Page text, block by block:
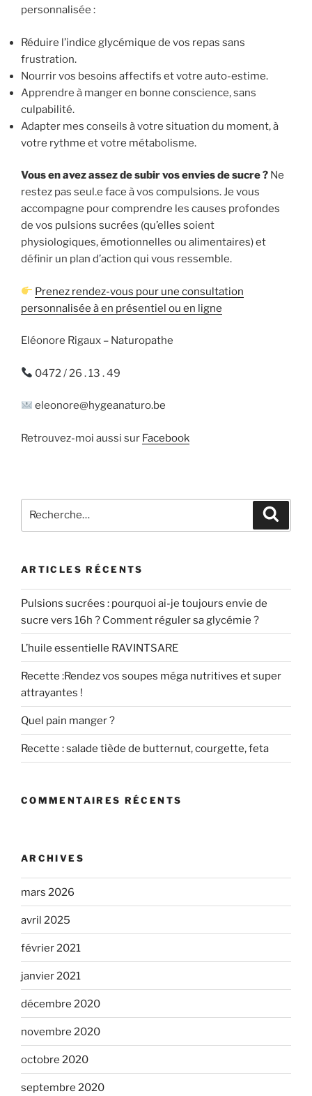
personnalisée :
Réduire l’indice glycémique de vos repas sans
frustration.
Nourrir vos besoins affectifs et votre auto-estime.
Apprendre à manger en bonne conscience, sans
culpabilité.
Adapter mes conseils à votre situation du moment, à
votre rythme et votre métabolisme.
Vous en avez assez de subir vos envies de sucre ? Ne
restez pas seul.e face à vos compulsions. Je vous
accompagne pour comprendre les causes profondes
de vos pulsions sucrées (qu’elles soient
physiologiques, émotionnelles ou alimentaires) et
définir un plan d’action qui vous ressemble.
Prenez rendez-vous pour une consultation
personnalisée à en présentiel ou en ligne
Eléonore Rigaux – Naturopathe
0472 / 26 . 13 . 49
eleonore@hygeanaturo.be
Retrouvez-moi aussi sur Facebook
pour
ARTICLES RÉCENTS
Pulsions sucrées : pourquoi ai-je toujours envie de
sucre vers 16h ? Comment réguler sa glycémie ?
L’huile essentielle RAVINTSARE
Recette :Rendez vos soupes méga nutritives et super
attrayantes !
Quel pain manger ?
Recette : salade tiède de butternut, courgette, feta
COMMENTAIRES RÉCENTS
ARCHIVES
mars 2026
avril 2025
février 2021
janvier 2021
décembre 2020
novembre 2020
octobre 2020
septembre 2020